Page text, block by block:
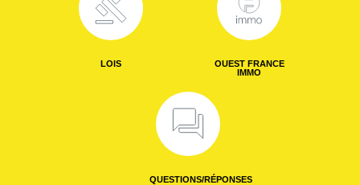
LOIS
OUEST FRANCE
IMMO
QUESTIONS/RÉPONSES